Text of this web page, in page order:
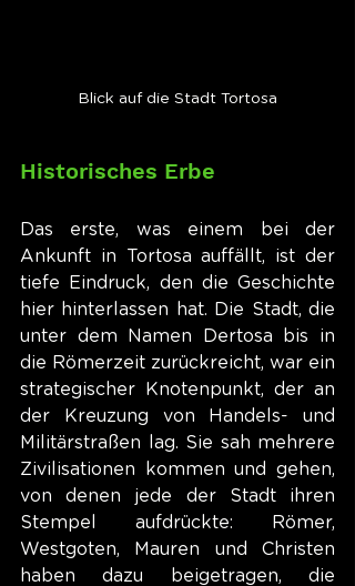
Blick auf die Stadt Tortosa
Historisches Erbe
Das erste, was einem bei der
Ankunft in Tortosa auffällt, ist der
tiefe Eindruck, den die Geschichte
hier hinterlassen hat. Die Stadt, die
unter dem Namen Dertosa bis in
die Römerzeit zurückreicht, war ein
strategischer Knotenpunkt, der an
der Kreuzung von Handels- und
Militärstraßen lag. Sie sah mehrere
Zivilisationen kommen und gehen,
von denen jede der Stadt ihren
Stempel aufdrückte: Römer,
Westgoten, Mauren und Christen
haben dazu beigetragen, die